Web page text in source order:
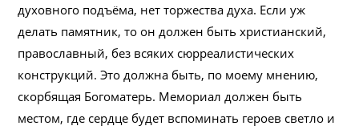
духовного подъёма, нет торжества духа. Если уж
делать памятник, то он должен быть христианский,
православный, без всяких сюрреалистических
конструкций. Это должна быть, по моему мнению,
скорбящая Богоматерь. Мемориал должен быть
местом, где сердце будет вспоминать героев светло и